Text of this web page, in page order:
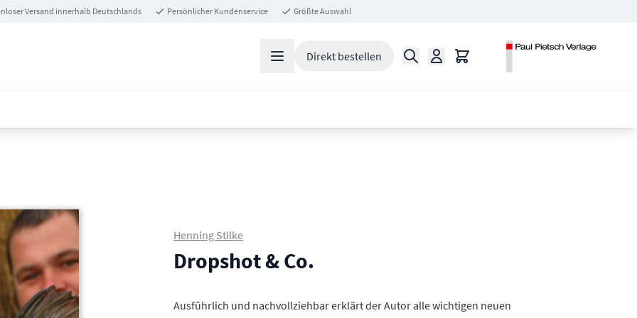
Versand innerhalb Deutschlands Persönlicher Kundenservice Größte Auswahl
Direkt bestellen Suche Warenkorb
Henning Stilke
Dropshot & Co.
Ausführlich und nachvollziehbar erklärt der Autor alle wichtigen neuen